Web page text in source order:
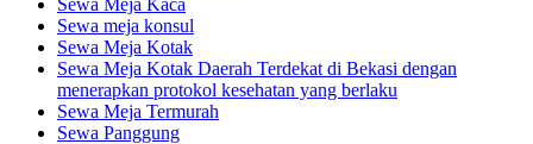
Sewa meja konsul
Sewa Meja Kotak
Sewa Meja Kotak Daerah Terdekat di Bekasi dengan
menerapkan protokol kesehatan yang berlaku
Sewa Meja Termurah
Sewa Panggung